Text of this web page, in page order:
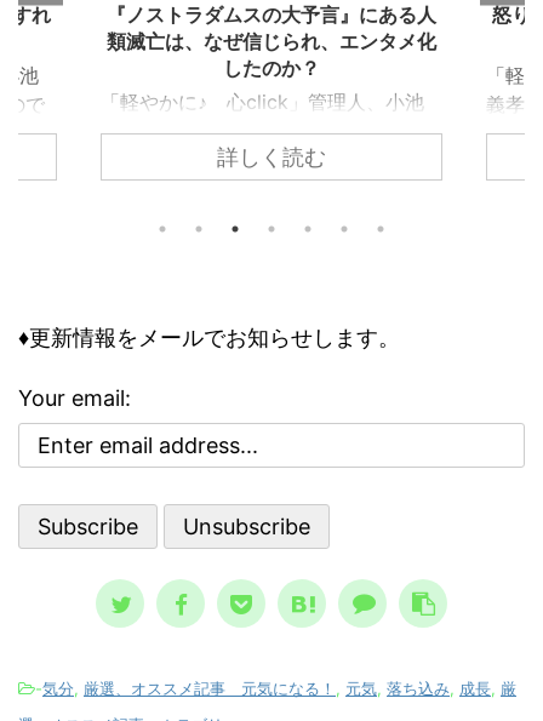
すれ
池
ので
れ
、ど
周囲
には
いる
『ノストラダムスの大予言』にある人
類滅亡は、なぜ信じられ、エンタメ化
したのか？
「軽やかに♪ 心click」管理人、小池
義孝です。今回は、子供の頃にあった
『ノストラダムスの大予言』につい
て、お話しします。 子供の頃、ノス
でした。 けれどもそこには、人類滅
奇妙な空気も存在していました。 ノ
ストラダムスの大予言は、エンタメと
して親しまれた ノストラダムスの大予
スが日本 ...
詳しく読む
怒り
「軽
義孝
いて
合理
♦更新情報をメールでお知らせします。
Your email:
-気分, 厳選、オススメ記事 元気になる！ , 元気, 落ち込み, 成長, 厳